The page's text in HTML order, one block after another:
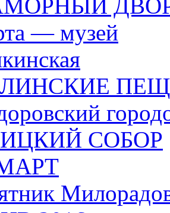
— музей
СОБОР